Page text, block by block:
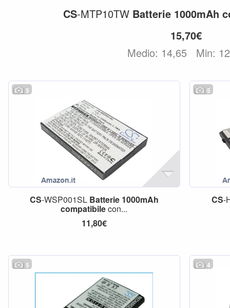
CS-MTP10TW Batterie 1000mAh
15,70€
Medio: 14,65
Min:
5
CS-WSP001SL Batterie 1000mAh
compatibilecon...
11,80€
5
CS-
5 4